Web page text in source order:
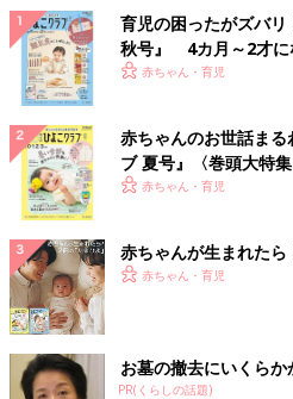
育児の困ったがズバ
秋号』 4カ月～2才に
いっぱい！
赤ちゃん・育児
赤ちゃんのお世話ま
ブ 夏号』〈巻頭大特
く！ おっぱい・ミル
赤ちゃん・育児
赤ちゃんが生まれたら
赤ちゃん・育児
お墓の撤去にいくら
PR(くらしの話題)